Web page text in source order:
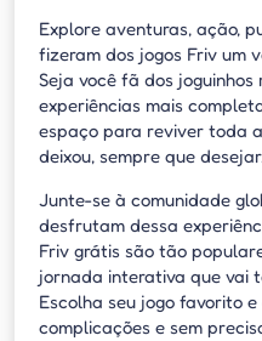
Explore aventuras, ação,
fizeram dos jogos Friv um
Seja você fã dos
experiências mais
espaço para reviver toda
deixou, sempre que
Junte-se à comunidade
desfrutam dessa
Friv grátis são tão
jornada interativa que vai
Escolha seu jogo favorito
complicações e sem